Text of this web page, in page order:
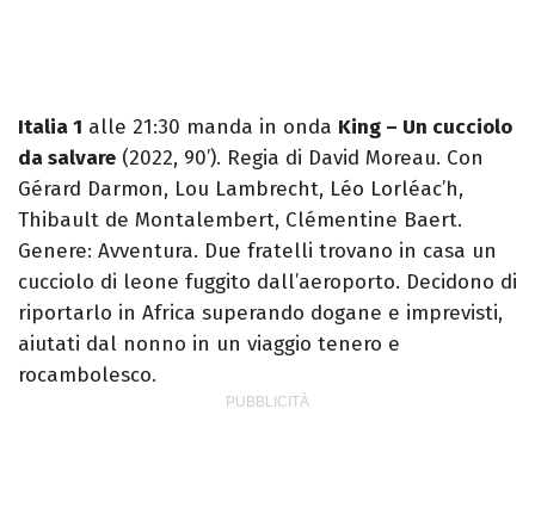
Italia 1 alle 21:30 manda in onda King – Un cucciolo
da salvare (2022, 90’). Regia di David Moreau. Con
Gérard Darmon, Lou Lambrecht, Léo Lorléac’h,
Thibault de Montalembert, Clémentine Baert.
Genere: Avventura. Due fratelli trovano in casa un
cucciolo di leone fuggito dall’aeroporto. Decidono di
riportarlo in Africa superando dogane e imprevisti,
aiutati dal nonno in un viaggio tenero e
rocambolesco.